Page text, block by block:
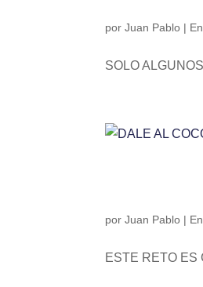
porJuan Pablo |
SOLO
porJuan Pablo |
ESTE RETO ES